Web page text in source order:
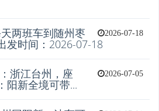
2026-07-18
两班车到随州枣
发时间：2026-07-18
2026-07-05
浙江台州，座
阳新全境可带...